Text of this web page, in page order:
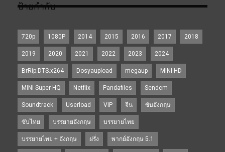
ป้ายกำกับ
720p 1080P 2014 2015 2016 2017 2018
2019 2020 2021 2022 2023 2024
BrRip.DTS.x264 Dosyaupload megaup MINI-HD
MINI Super-HQ Netflix Pandafiles Sendcm
Soundtrack Userload VIP จีน ซับอังกฤษ
ซับไทย บรรยายอังกฤษ บรรยายไทย
บรรยายไทย + อังกฤษ ฝรั่ง พากย์อังกฤษ 5.1